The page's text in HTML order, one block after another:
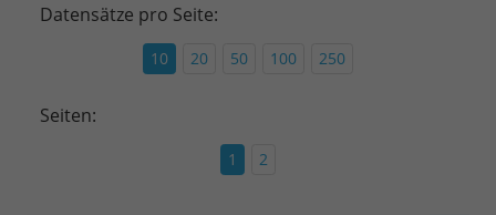
Datensätze pro Seite:
10 20 50 100 250
Seiten:
1 2